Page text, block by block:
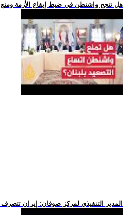
.. هل تنجح واشنطن في ضبط إيقاع الأزمة
.. المدير التنفيذي لمركز صوفان: إيران تتصرف